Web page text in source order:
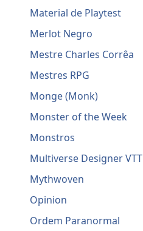
Material de Playtest
Merlot Negro
Mestre Charles Corrêa
Mestres RPG
Monge (Monk)
Monster of the Week
Monstros
Multiverse Designer VTT
Mythwoven
Opinion
Ordem Paranormal